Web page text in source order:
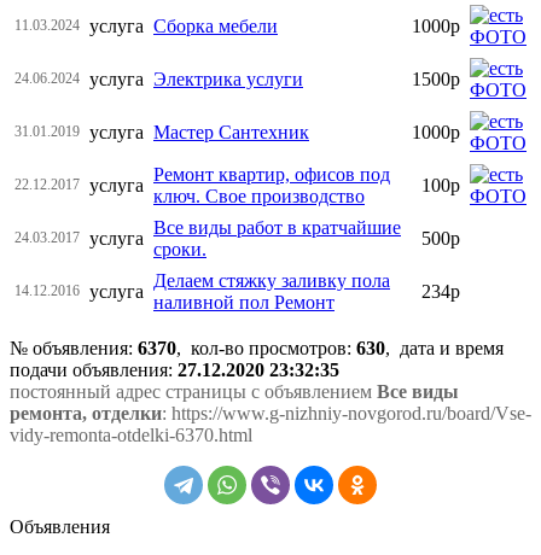
11.03.2024 услуга Сборка мебели 1000р
24.06.2024 услуга Электрика услуги 1500р
31.01.2019 услуга Мастер Сантехник 1000р
22.12.2017 услуга
Ремонт квартир, офисов под
ключ. Свое производство
100р
24.03.2017 услуга
Все виды работ в кратчайшие
сроки.
500р
14.12.2016 услуга
Делаем стяжку заливку пола
наливной пол Ремонт
234р
№ объявления: 6370, кол-во просмотров: 630, дата и время
подачи объявления: 27.12.2020 23:32:35
постоянный адрес страницы с объявлением Все виды
ремонта, отделки: https://www.g-nizhniy-novgorod.ru/board/Vse-
vidy-remonta-otdelki-6370.html
Объявления